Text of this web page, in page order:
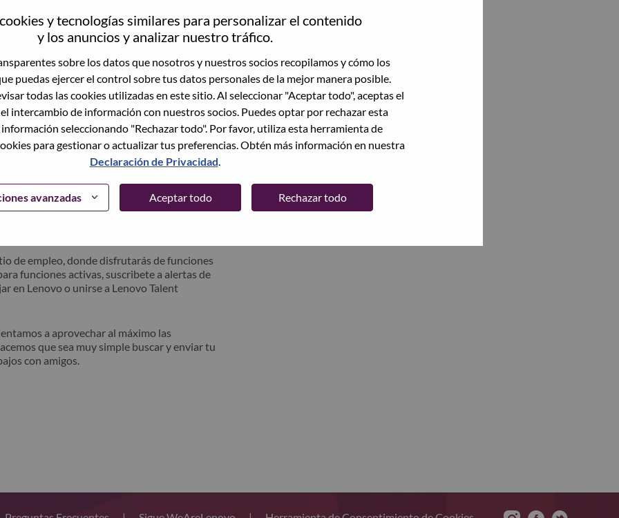
y tecnologías similares para personalizar el contenido
y los anuncios y analizar nuestro tráfico.
sobre los datos que nosotros y nuestros socios recopilamos y cómo los
puedas ejercer el control sobre tus datos personales de la mejor manera posible.
todas las cookies utilizadas en este sitio. Al seleccionar "Aceptar todo", aceptas el
intercambio de información con nuestros socios. Puedes optar por rechazar esta
seleccionando "Rechazar todo". Por favor, utiliza esta herramienta de
para gestionar o actualizar tus preferencias. Obtén más información en nuestra
Declaración de Privacidad.
avanzadas Aceptar todo Rechazar todo
actual, tenemos su correo electrónico
su contraseña?" para restablecer e iniciar
como nuevo usuario, comunícate con
con los detalles del error y
"Problema de inicio de sesión del
Un miembro de nuestro equipo se
de la revisión.
de empleo, donde disfrutarás de funciones
funciones activas, suscribete a alertas de
en Lenovo o unirse a Lenovo Talent
a aprovechar al máximo las
que sea muy simple buscar y enviar tu
con amigos.